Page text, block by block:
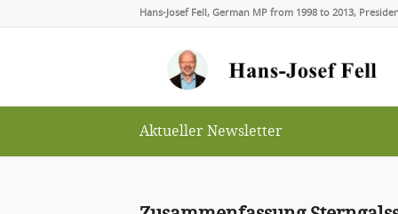
Hans-Josef Fell, German MP from 1998 to 2013,
Aktueller Newsletter